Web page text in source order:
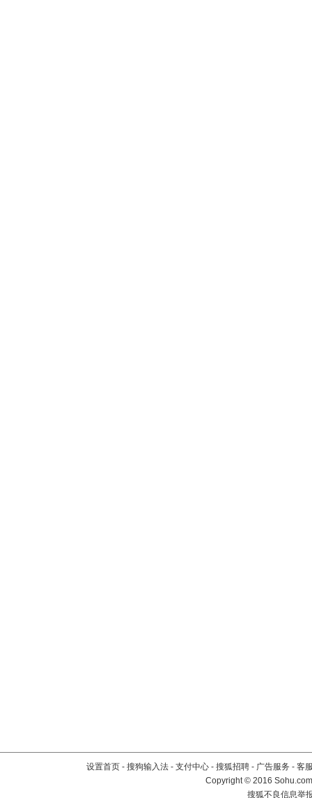
设置首页 - 搜狗输入法 - 支付中心 - 搜狐招聘 - 广告服务 - 客
Copyright©2016
搜狐不良信息举